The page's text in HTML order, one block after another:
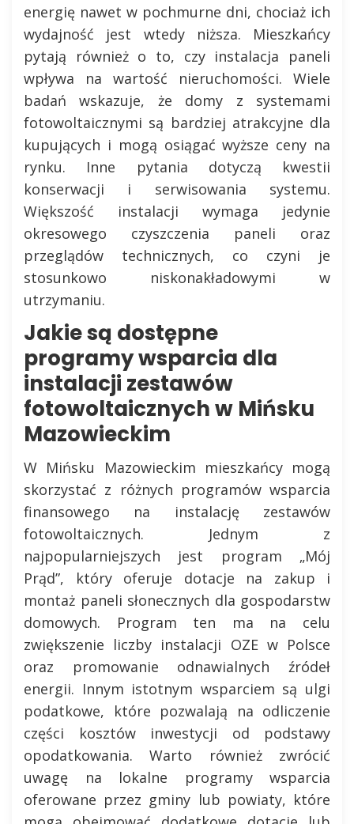
energię nawet w pochmurne dni, chociaż ich
wydajność jest wtedy niższa. Mieszkańcy
pytają również o to, czy instalacja paneli
wpływa na wartość nieruchomości. Wiele
badań wskazuje, że domy z systemami
fotowoltaicznymi są bardziej atrakcyjne dla
kupujących i mogą osiągać wyższe ceny na
rynku. Inne pytania dotyczą kwestii
konserwacji i serwisowania systemu.
Większość instalacji wymaga jedynie
okresowego czyszczenia paneli oraz
przeglądów technicznych, co czyni je
stosunkowo niskonakładowymi w
utrzymaniu.
Jakie są dostępne
programy wsparcia dla
instalacji zestawów
fotowoltaicznych w Mińsku
Mazowieckim
W Mińsku Mazowieckim mieszkańcy mogą
skorzystać z różnych programów wsparcia
finansowego na instalację zestawów
fotowoltaicznych. Jednym z
najpopularniejszych jest program „Mój
Prąd”, który oferuje dotacje na zakup i
montaż paneli słonecznych dla gospodarstw
domowych. Program ten ma na celu
zwiększenie liczby instalacji OZE w Polsce
oraz promowanie odnawialnych źródeł
energii. Innym istotnym wsparciem są ulgi
podatkowe, które pozwalają na odliczenie
części kosztów inwestycji od podstawy
opodatkowania. Warto również zwrócić
uwagę na lokalne programy wsparcia
oferowane przez gminy lub powiaty, które